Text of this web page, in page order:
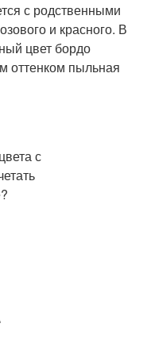
с родственными
и красного. В
цвет бордо
оттенком пыльная